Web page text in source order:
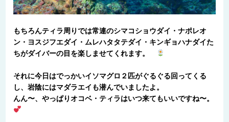
もちろんティラ周りでは常連のシマコショウダイ・ナポレオ
ン・ヨスジフエダイ・ムレハタタテダイ・キンギョハナダイた
ちがダイバーの目を楽しませてくれます。
それに今日はでっかいイソマグロ２匹がぐるぐる回ってくる
し、岩陰にはマダラエイも潜んでいましたよ。
んん〜、やっぱりオコベ・ティラはいつ来てもいいですね〜。